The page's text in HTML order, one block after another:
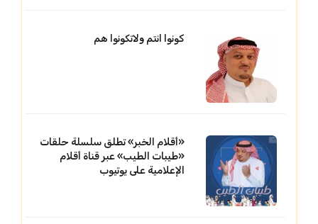
كونوا انتم ولاتكونوا هم
«أقلام الخبر» تطلق سلسلة حلقات
«طيبات الطيب» عبر قناة أقلام
الإعلامية على يوتيوب